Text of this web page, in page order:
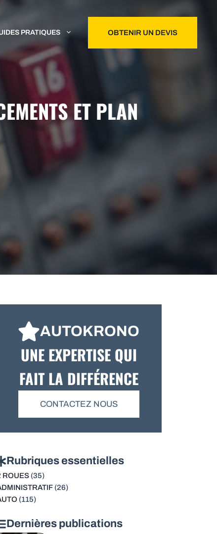
PRATIQUES OBTENIR UN DEVIS
ET PLAN
AUTOKRONO
UNE EXPERTISE QUI
FAIT LA DIFFÉRENCE
CONTACTEZ NOUS
Rubriques essentielles
ROUES(35)
(26)
(115)
Dernières publications